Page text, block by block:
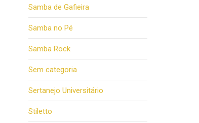
Samba de Gafieira
Samba no Pé
Samba Rock
Sem categoria
Sertanejo Universitário
Stiletto